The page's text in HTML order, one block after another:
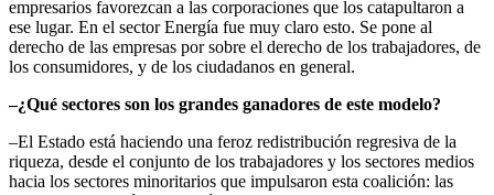
empresarios favorezcan a las corporaciones que los catapultaron a
ese lugar. En el sector Energía fue muy claro esto. Se pone al
derecho de las empresas por sobre el derecho de los trabajadores, de
los consumidores, y de los ciudadanos en general.
–¿Qué sectores son los grandes ganadores de este modelo?
–El Estado está haciendo una feroz redistribución regresiva de la
riqueza, desde el conjunto de los trabajadores y los sectores medios
hacia los sectores minoritarios que impulsaron esta coalición: las